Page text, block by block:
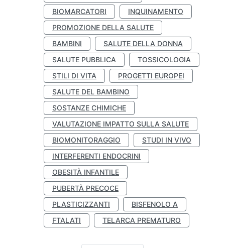
BIOMARCATORI
INQUINAMENTO
PROMOZIONE DELLA SALUTE
BAMBINI
SALUTE DELLA DONNA
SALUTE PUBBLICA
TOSSICOLOGIA
STILI DI VITA
PROGETTI EUROPEI
SALUTE DEL BAMBINO
SOSTANZE CHIMICHE
VALUTAZIONE IMPATTO SULLA SALUTE
BIOMONITORAGGIO
STUDI IN VIVO
INTERFERENTI ENDOCRINI
OBESITÀ INFANTILE
PUBERTÀ PRECOCE
PLASTICIZZANTI
BISFENOLO A
FTALATI
TELARCA PREMATURO